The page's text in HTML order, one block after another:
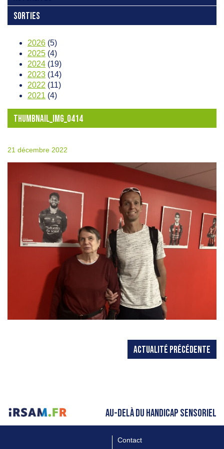
SORTIES
2026 (5)
2025 (4)
2024 (19)
2023 (14)
2022 (11)
2021 (4)
THUMBNAIL_IMG_0414
21 décembre 2022
ACTUALITÉ PRÉCÉDENTE
AU-DELÀ DU HANDICAP SENSORIEL
Contact